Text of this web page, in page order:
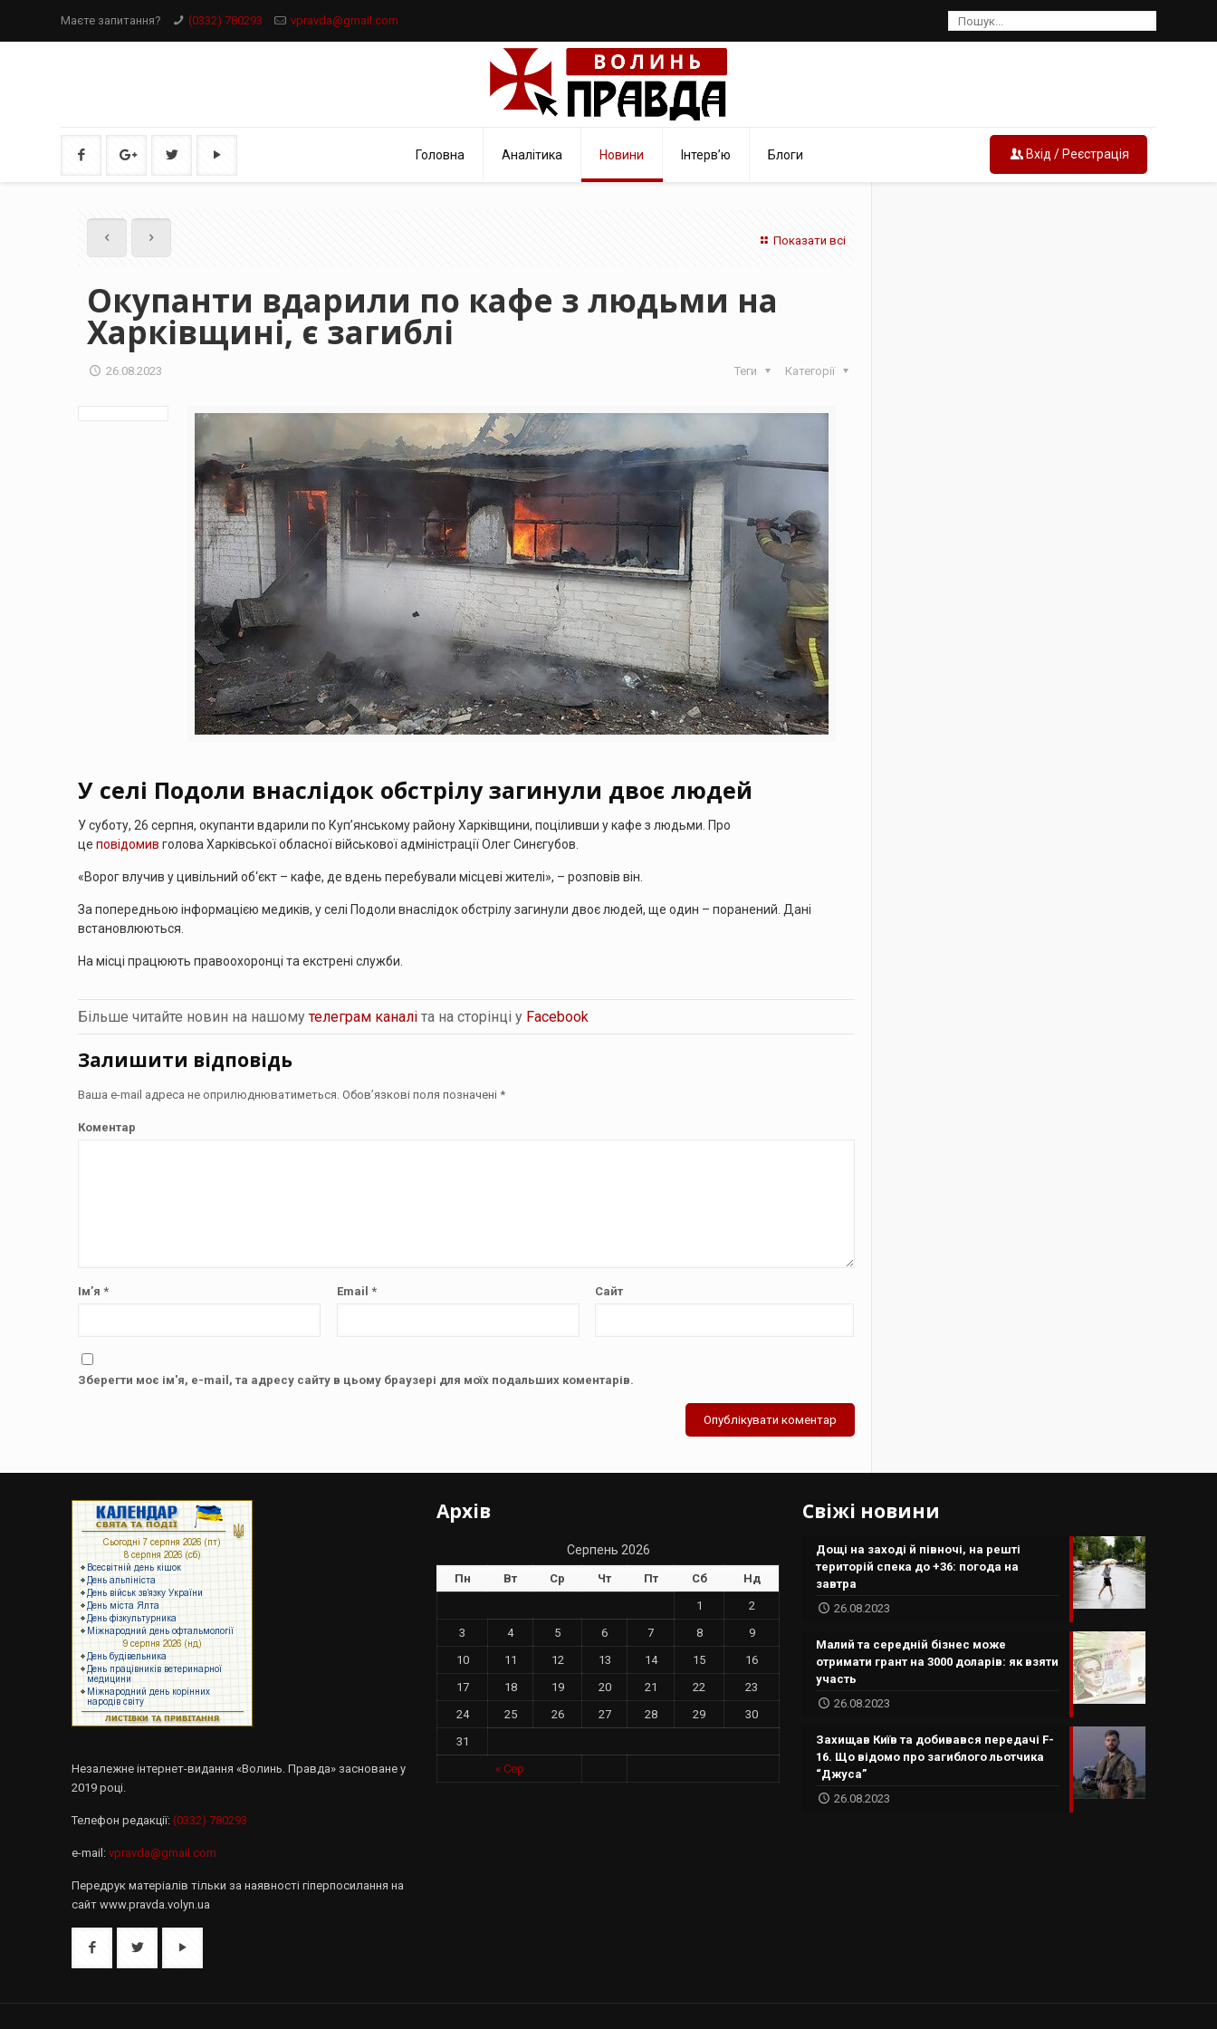
Маєте запитання? (0332) 780293 vpravda@gmail.com
Головна Аналітика Новини Інтерв’ю Блоги Вхід / Реєстрація
Показати всі
Окупанти вдарили по кафе з людьми на
Харківщині, є загиблі
26.08.2023 Категорії
Теги
У селі Подоли внаслідок обстрілу загинули двоє людей
У суботу, 26 серпня, окупанти вдарили по Куп’янському району Харківщини, поціливши у кафе з людьми. Про
це повідомив голова Харківської обласної військової адміністрації Олег Синєгубов.
«Ворог влучив у цивільний об‘єкт – кафе, де вдень перебували місцеві жителі», – розповів він.
За попередньою інформацією медиків, у селі Подоли внаслідок обстрілу загинули двоє людей, ще один – поранений. Дані
встановлюються.
На місці працюють правоохоронці та екстрені служби.
Більше читайте новин на нашомутелеграм каналіта на сторінці у Facebook
Залишити відповідь
Ваша e-mail адреса не оприлюднюватиметься.Обов’язкові поля позначені *
Коментар
Ім’я * Email * Сайт
Зберегти моє ім'я, e-mail, та адресу сайту в цьому браузері для моїх подальших коментарів.
Незалежне інтернет-видання «Волинь. Правда» засноване у
2019 році.
Телефон редакції:(0332) 780293
e-mail:vpravda@gmail.com
Передрук матеріалів тільки за наявності гіперпосилання на
сайт www.pravda.volyn.ua
Архів
Серпень 2026
Пн Вт Ср Чт Пт Сб Нд
« Сер
1
2
3
4 5 6 7 8
9
10
11 12 13 14 15
16
17
18 19 20 21 22
23
24
25 26 27 28 29
30
31
Свіжі новини
Дощі на заході й півночі, на решті
територій спека до +36: погода на
завтра
26.08.2023
Малий та середній бізнес може
отримати грант на 3000 доларів: як взяти
участь
26.08.2023
Захищав Київ та добивався передачі F-
16. Що відомо про загиблого льотчика
“Джуса”
26.08.2023